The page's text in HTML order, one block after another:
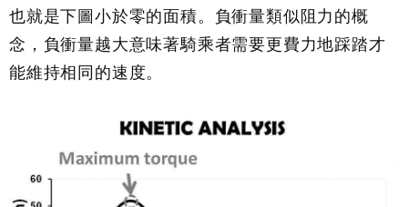
也就是下圖小於零的面積。負衝量類似阻力的概
念，負衝量越大意味著騎乘者需要更費力地踩踏才
能維持相同的速度。